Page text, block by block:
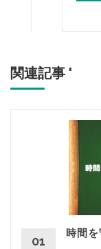
関連記事 '
01
時間